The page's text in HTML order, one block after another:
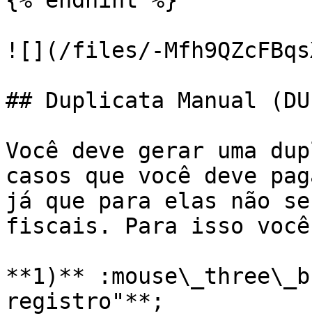
![](/files/-
## Duplicata Manual
Você deve gerar uma
casos que você deve
já que para elas não
fiscais. Para isso
**1)**
registro"**;